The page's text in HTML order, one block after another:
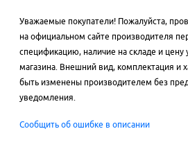
Уважаемые покупатели! Пожалуйста,
на официальном сайте производителя
спецификацию, наличие на складе и
магазина. Внешний вид, комплектация и
быть изменены производителем без
уведомления.
Сообщить об ошибке в описании